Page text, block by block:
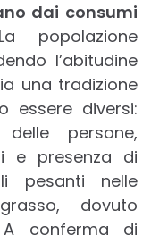
dai consumi
La popolazione
l’abitudine
una tradizione
essere diversi:
delle persone,
e presenza di
pesanti nelle
dovuto
A conferma di